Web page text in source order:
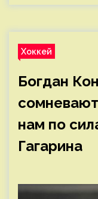
Хоккей
Богдан
нам по
Гагарина